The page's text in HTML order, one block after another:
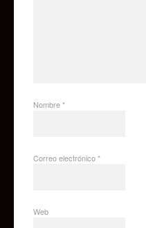
Nombre*
Correo electrónico*
Web